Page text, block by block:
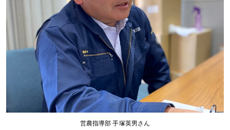
営農指導部 手塚英男さん